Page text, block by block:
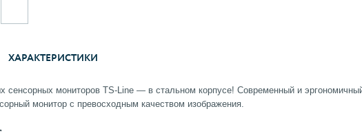
ХАРАКТЕРИСТИКИ
сенсорных мониторов TS-Line — в стальном корпусе! Современный и
монитор с превосходным качеством изображения.